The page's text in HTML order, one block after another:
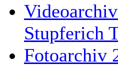
Stupferich
Fotoarchiv